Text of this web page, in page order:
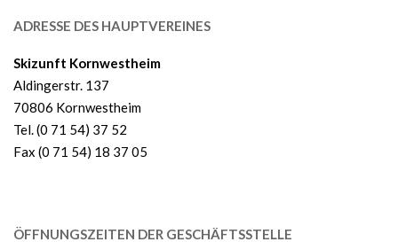
ADRESSE DES HAUPTVEREINES
Skizunft Kornwestheim
Aldingerstr. 137
70806 Kornwestheim
Tel. (0 71 54) 37 52
Fax (0 71 54) 18 37 05
ÖFFNUNGSZEITEN DER GESCHÄFTSSTELLE